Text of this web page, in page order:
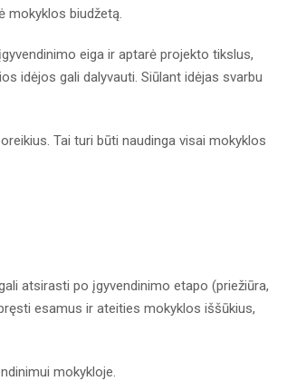
mokyklos biudžetą.
eiga ir aptarė projekto tikslus,
idėjos gali dalyvauti. Siūlant idėjas svarbu
Tai turi būti naudinga visai mokyklos
atsirasti po įgyvendinimo etapo (priežiūra,
esamus ir ateities mokyklos iššūkius,
mokykloje.